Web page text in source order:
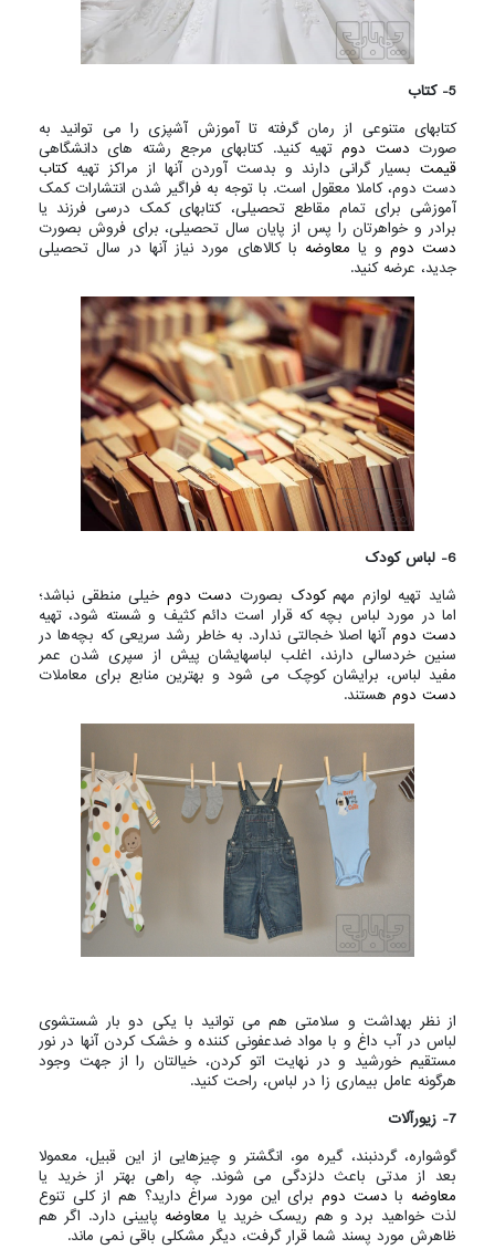
5- کتاب
کتابهای متنوعی از رمان گرفته تا آموزش آشپزی را می توانید به
صورت دست دومتهیه کنید. کتابهای مرجع رشته های دانشگاهی
قیمت بسیار گرانی دارند و بدست آوردن آنها از مراکز تهیهکتاب
دست دوم، کاملا معقول است. با توجه به فراگیر شدن انتشارات کمک
آموزشی برای تمام مقاطع تحصیلی، کتابهای کمک درسی فرزند یا
برادر و خواهرتان را پس از پایان سال تحصیلی، برای فروش بصورت
دست دوم و یا معاوضه با کالاهای مورد نیاز آنها در سال تحصیلی
جدید، عرضه کنید.
6- لباس کودک
شاید تهیه لوازم مهمکودک بصورت دست دوم خیلی منطقی نباشد؛
اما در مورد لباس بچه که قرار است دائم کثیف و شسته شود، تهیه
دست دوم آنها اصلا خجالتی ندارد. به خاطر رشد سریعی که بچه‌ها در
سنین خردسالی دارند، اغلب لباسهایشان پیش از سپری شدن عمر
مفید لباس، برایشان کوچک می شود و بهترین منابع برای معاملات
دست دوم هستند.
از نظر بهداشت و سلامتی هم می توانید با یکی دو بار شستشوی
لباس در آب داغ و با مواد ضدعفونی کننده و خشک کردن آنها در نور
مستقیم خورشید و در نهایت اتو کردن، خیالتان را از جهت وجود
هرگونه عامل بیماری زا در لباس، راحت کنید.
7- زیورآلات
گوشواره، گردنبند، گیره مو، انگشتر و چیزهایی از این قبیل، معمولا
بعد از مدتی باعث دلزدگی می شوند. چه راهی بهتر از خرید یا
معاوضه با دست دوم برای این مورد سراغ دارید؟ هم از کلی تنوع
لذت خواهید برد و هم ریسک خرید یا معاوضه پایینی دارد. اگر هم
ظاهرش مورد پسند شما قرار گرفت، دیگر مشکلی باقی نمی ماند.